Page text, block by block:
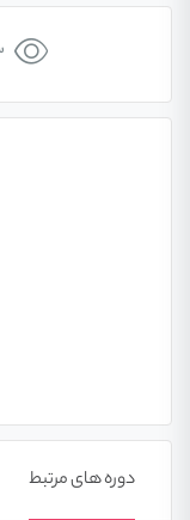
دوره های مرتبط